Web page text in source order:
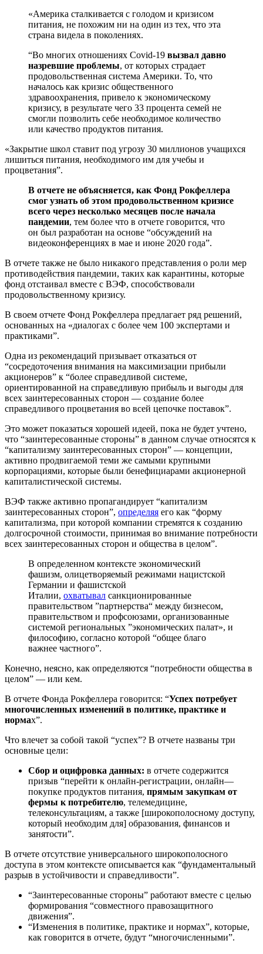
«Америка сталкивается с голодом и кризисом
питания, не похожим ни на один из тех, что эта
страна видела в поколениях.
“Во многих отношениях Covid-19 вызвал давно
назревшие проблемы, от которых страдает
продовольственная система Америки. То, что
началось как кризис общественного
здравоохранения, привело к экономическому
кризису, в результате чего 33 процента семей не
смогли позволить себе необходимое количество
или качество продуктов питания.
«Закрытие школ ставит под угрозу 30 миллионов учащихся
лишиться питания, необходимого им для учебы и
процветания”.
В отчете не объясняется, как Фонд Рокфеллера
смог узнать об этом продовольственном кризисе
всего через несколько месяцев после начала
пандемии, тем более что в отчете говорится, что
он был разработан на основе “обсуждений на
видеоконференциях в мае и июне 2020 года”.
В отчете также не было никакого представления о роли мер
противодействия пандемии, таких как карантины, которые
фонд отстаивал вместе с ВЭФ, способствовали
продовольственному кризису.
В своем отчете Фонд Рокфеллера предлагает ряд решений,
основанных на «диалогах с более чем 100 экспертами и
практиками”.
Одна из рекомендаций призывает отказаться от
“сосредоточения внимания на максимизации прибыли
акционеров” к “более справедливой системе,
ориентированной на справедливую прибыль и выгоды для
всех заинтересованных сторон — создание более
справедливого процветания во всей цепочке поставок”.
Это может показаться хорошей идеей, пока не будет учтено,
что “заинтересованные стороны” в данном случае относятся к
“капитализму заинтересованных сторон” — концепции,
активно продвигаемой теми же самыми крупными
корпорациями, которые были бенефициарами акционерной
капиталистической системы.
ВЭФ также активно пропагандирует “капитализм
заинтересованных сторон”, определяя его как “форму
капитализма, при которой компании стремятся к созданию
долгосрочной стоимости, принимая во внимание потребности
всех заинтересованных сторон и общества в целом”.
В определенном контексте экономический
фашизм, олицетворяемый режимами нацистской
Германии и фашистской
Италии, охватывал санкционированные
правительством ”партнерства“ между бизнесом,
правительством и профсоюзами, организованные
системой региональных ”экономических палат», и
философию, согласно которой “общее благо
важнее частного”.
Конечно, неясно, как определяются “потребности общества в
целом” — или кем.
В отчете Фонда Рокфеллера говорится: “Успех потребует
многочисленных изменений в политике, практике и
нормах”.
Что влечет за собой такой “успех”? В отчете названы три
основные цели:
Сбор и оцифровка данных: в отчете содержится
призыв “перейти к онлайн-регистрации, онлайн—
покупке продуктов питания, прямым закупкам от
фермы к потребителю, телемедицине,
телеконсультациям, а также [широкополосному доступу,
который необходим для] образования, финансов и
занятости”.
В отчете отсутствие универсального широкополосного
доступа в этом контексте описывается как “фундаментальный
разрыв в устойчивости и справедливости”.
“Заинтересованные стороны” работают вместе с целью
формирования “совместного правозащитного
движения”.
“Изменения в политике, практике и нормах”, которые,
как говорится в отчете, будут “многочисленными”.